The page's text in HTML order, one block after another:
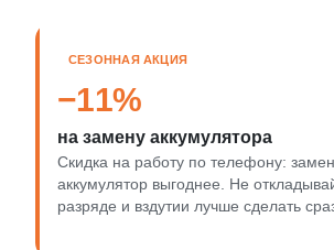
СЕЗОННАЯ АКЦИЯ
−11%
на замену аккумулятора
Скидка на работу по телефону:
аккумулятор выгоднее. Не
разряде и вздутии лучше сделать